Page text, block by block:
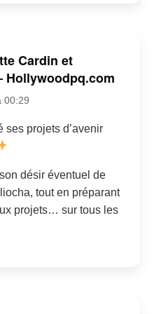
Cardin et
Hollywoodpq.com
00:29
ses projets d’avenir
désir éventuel de
tout en préparant
projets… sur tous les